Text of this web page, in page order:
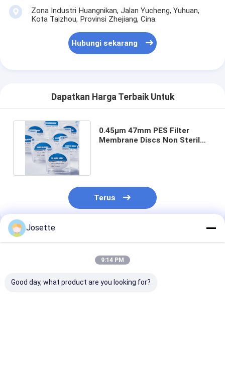
Zona Industri Huangnikan, Jalan Yucheng, Yuhuan,
Kota Taizhou, Provinsi Zhejiang, Cina.
Hubungi sekarang
Dapatkan Harga Terbaik Untuk
0.45μm 47mm PES Filter
Membrane Discs Non Steril
Terus
Rekomendasi Produk
Josette
9:14 PM
Good day, what product are you looking for?